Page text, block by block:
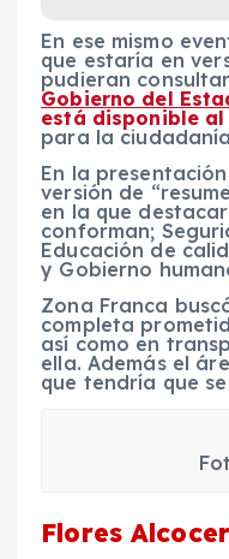
En ese mismo
que estaría en
pudieran
Gobierno del
está disponible
para la
En la
versión de
en la que
conforman;
Educación de
y Gobierno
Zona Franca
completa
así como en
ella. Además el
que tendría que
Flores Alcocer